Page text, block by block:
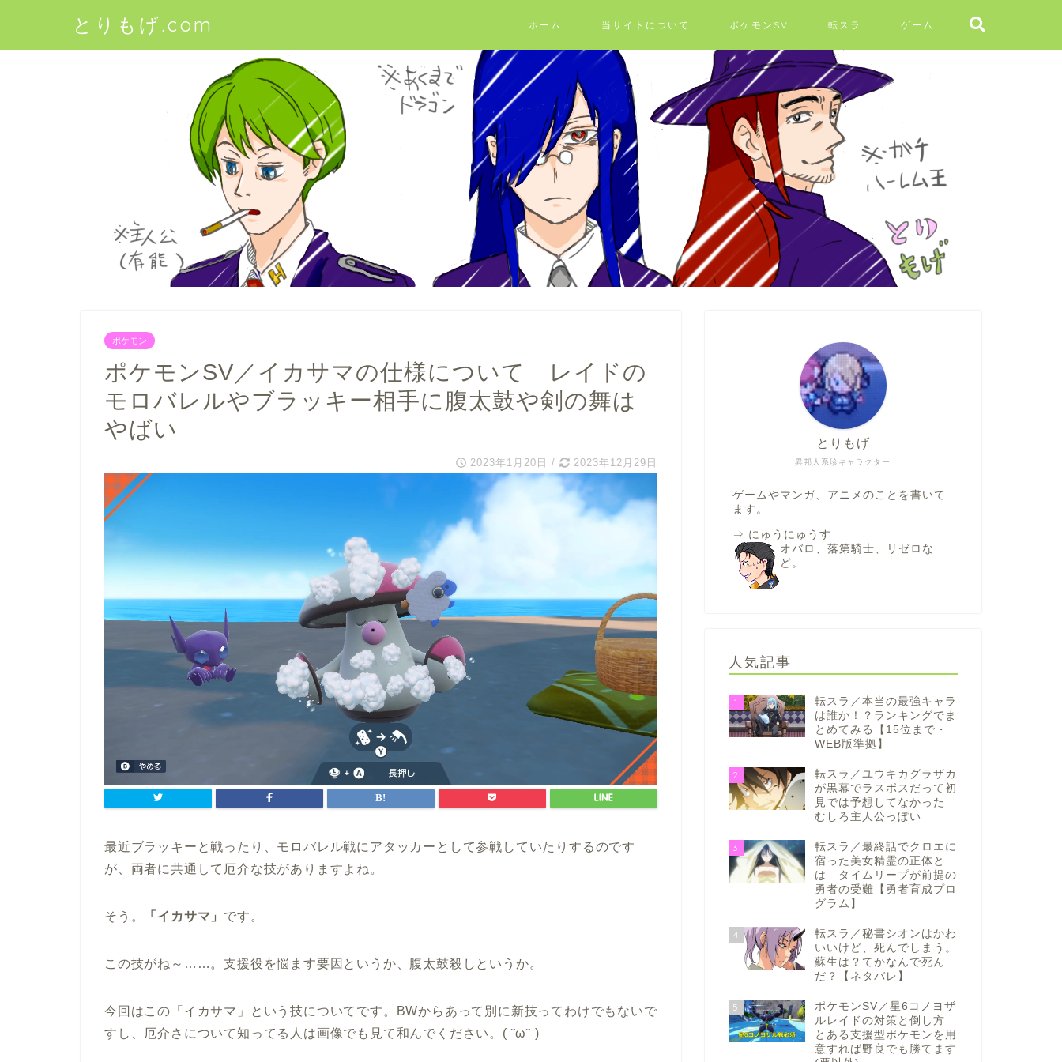
とりもげ.com ホーム 当サイトについて ポケモンSV 転スラ ゲーム
ポケモン
ポケモンSV／イカサマの仕様について レイドの
モロバレルやブラッキー相手に腹太鼓や剣の舞は
やばい
2023年1月20日 / 2023年12月29日
最近ブラッキーと戦ったり、モロバレル戦にアタッカーとして参戦していたりするのです
が、両者に共通して厄介な技がありますよね。
そう。 「イカサマ」 です。
この技がね～……。支援役を悩ます要因というか、腹太鼓殺しというか。
今回はこの「イカサマ」という技についてです。BWからあって別に新技ってわけでもないで
すし、厄介さについて知ってる人は画像でも見て和んでください。( ˘ω˘ )
異邦人系珍キャラクター
とりもげ
ゲームやマンガ、アニメのことを書いて
ます。
⇒ にゅうにゅうす
オバロ、落第騎士、リゼロな
ど。
人気記事
1
転スラ／本当の最強キャラ
は誰か！？ランキングでま
とめてみる【15位まで・
WEB版準拠】
2
転スラ／ユウキカグラザカ
が黒幕でラスボスだって初
見では予想してなかった
むしろ主人公っぽい
3
転スラ／最終話でクロエに
宿った美女精霊の正体と
は タイムリープが前提の
勇者の受難【勇者育成プロ
グラム】
4
転スラ／秘書シオンはかわ
いいけど、死んでしまう。
蘇生は？てかなんで死ん
だ？【ネタバレ】
5
ポケモンSV／星6コノヨザ
ルレイドの対策と倒し方
とある支援型ポケモンを用
意すれば野良でも勝てます